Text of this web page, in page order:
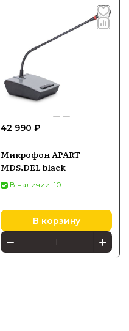
42 990 ₽
Микрофон APART
MDS.DEL black
В наличии: 10
В корзину